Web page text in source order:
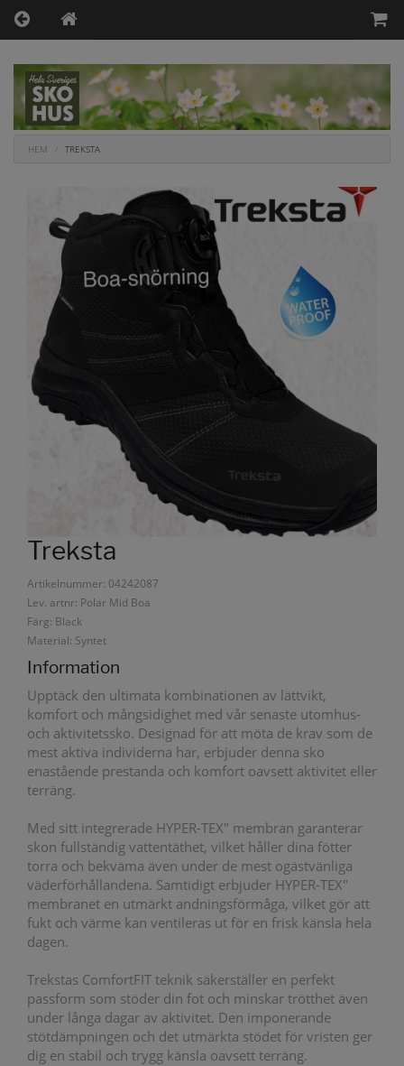
HEM TREKSTA
Treksta
Artikelnummer: 04242087
Lev. artnr: Polar Mid Boa
Färg: Black
Material: Syntet
Information
Upptäck den ultimata kombinationen av lättvikt,
komfort och mångsidighet med vår senaste utomhus-
och aktivitetssko. Designad för att möta de krav som de
mest aktiva individerna har, erbjuder denna sko
enastående prestanda och komfort oavsett aktivitet eller
terräng.
Med sitt integrerade HYPER-TEX" membran garanterar
skon fullständig vattentäthet, vilket håller dina fötter
torra och bekväma även under de mest ogästvänliga
väderförhållandena. Samtidigt erbjuder HYPER-TEX"
membranet en utmärkt andningsförmåga, vilket gör att
fukt och värme kan ventileras ut för en frisk känsla hela
dagen.
Trekstas ComfortFIT teknik säkerställer en perfekt
passform som stöder din fot och minskar trötthet även
under långa dagar av aktivitet. Den imponerande
stötdämpningen och det utmärkta stödet för vristen ger
dig en stabil och trygg känsla oavsett terräng.